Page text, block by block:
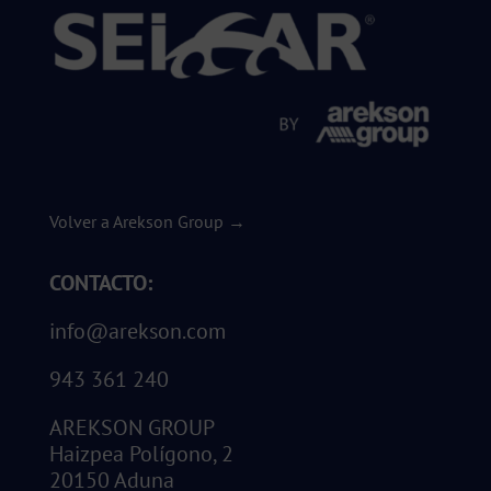
Volver a Arekson Group →
CONTACTO:
info@arekson.com
943 361 240
AREKSON GROUP
Haizpea Polígono, 2
20150 Aduna